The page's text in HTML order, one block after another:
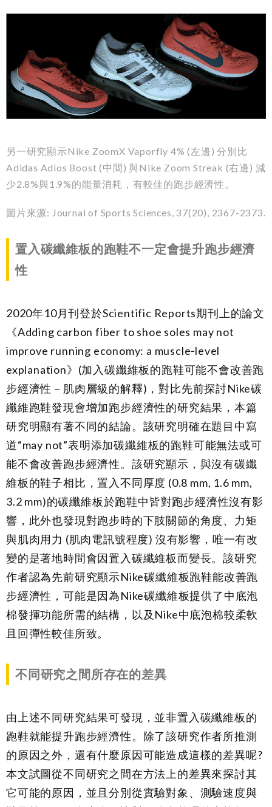
另一研究顯示Nike ZoomX Vaporfly 4% (左邊) 分別比
Adidas Adios Boost (中間) 與Nike Zoom Streak (右邊) 減
少2.8%與1.9%的能量消耗，有較佳的跑步經濟性。
圖片來源: Journal of Sports Sciences, 37(20), 2367-2373.
置入碳纖維板的跑鞋不一定會提升跑步經濟
性
2020年10月刊登於Scientific Reports期刊上的論文
《Adding carbon fiber to shoe soles may not
improve running economy: a muscle‑level
explanation》(加入碳纖維板的跑鞋可能不會改善跑
步經濟性－肌肉層級的解釋)，對比先前探討Nike碳
纖維跑鞋發現會增加跑步經濟性的研究結果，本篇
研究明顯有著不同的結論。該研究明確在題目中寫
道“may not”表明添加碳纖維板的跑鞋可能無法或可
能不會改善跑步經濟性。該研究顯示，與沒有碳纖
維板的鞋子相比，置入不同厚度 (0.8 mm, 1.6 mm,
3.2 mm)的碳纖維板於跑鞋中皆對跑步經濟性沒有影
響，此外也發現對跑步時的下肢關節的角度、力矩
與肌肉用力 (肌肉電訊號程度) 沒有影響，唯一有改
變的是著地時間會因置入碳纖維板而變長。該研究
作者認為先前研究顯示Nike碳纖維板跑鞋能改善跑
步經濟性，可能是因為Nike碳纖維板提供了中底泡
棉發揮功能所需的結構，以及Nike中底泡棉較柔軟
且回彈性較佳所致。
不同研究之間所存在的差異
由上述不同研究結果可發現，並非置入碳纖維板的
跑鞋就能提升跑步經濟性。除了該研究作者所推測
的原因之外，還有什麼原因可能造成這樣的差異呢?
本文試圖從不同研究之間在方法上的差異來探討其
它可能的原因，並且分別從實驗對象、測驗速度與